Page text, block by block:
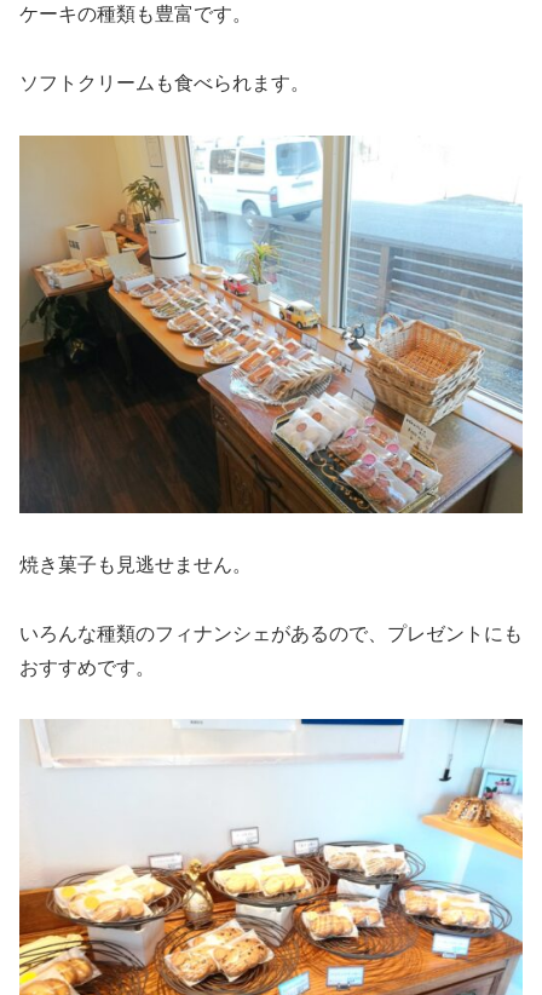
ケーキの種類も豊富です。
ソフトクリームも食べられます。
焼き菓子も見逃せません。
いろんな種類のフィナンシェがあるので、プレゼントにも
おすすめです。